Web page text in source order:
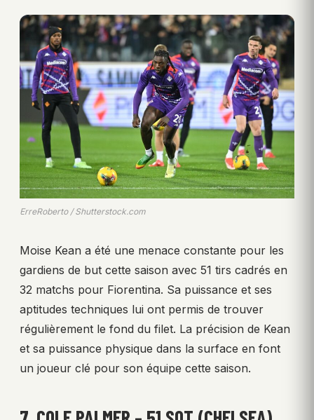
ErreRoberto / Shutterstock.com
Moise Kean a été une menace constante pour les
gardiens de but cette saison avec 51 tirs cadrés en
32 matchs pour Fiorentina. Sa puissance et ses
aptitudes techniques lui ont permis de trouver
régulièrement le fond du filet. La précision de Kean
et sa puissance physique dans la surface en font
un joueur clé pour son équipe cette saison.